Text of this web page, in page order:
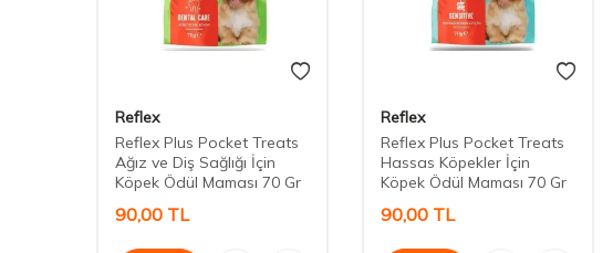
Reflex
Reflex Plus Pocket Treats
Ağız ve Diş Sağlığı İçin
Köpek Ödül Maması 70 Gr
90,00 TL
Reflex
Reflex Plus Pocket Treats
Hassas Köpekler İçin
Köpek Ödül Maması 70 Gr
90,00 TL